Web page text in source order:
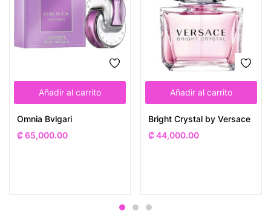
Añadir al carrito
Omnia Bvlgari
₡65,000.00
Añadir al carrito
Bright Crystal by Versace
₡44,000.00